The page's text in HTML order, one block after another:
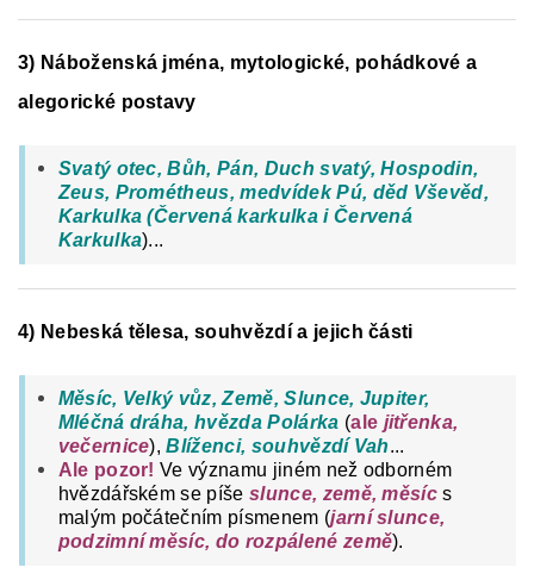
3) Náboženská jména, mytologické, pohádkové a
alegorické postavy
Svatý otec, Bůh, Pán, Duch svatý, Hospodin,
Zeus, Prométheus, medvídek Pú, děd Vševěd,
Karkulka (Červená karkulka i Červená
Karkulka)...
4) Nebeská tělesa, souhvězdí a jejich části
Měsíc, Velký vůz, Země, Slunce, Jupiter,
Mléčná dráha, hvězda Polárka (ale jitřenka,
večernice),Blíženci, souhvězdí Vah...
Ale pozor! Ve významu jiném než odborném
hvězdářském se píše slunce, země, měsíc s
malým počátečním písmenem (jarní slunce,
podzimní měsíc, do rozpálené země).